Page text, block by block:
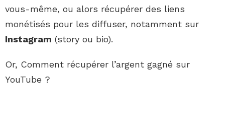
vous-même, ou alors récupérer des liens
monétisés pour les diffuser, notamment sur
Instagram (story ou bio).
Or, Comment récupérer l’argent gagné sur
YouTube ?